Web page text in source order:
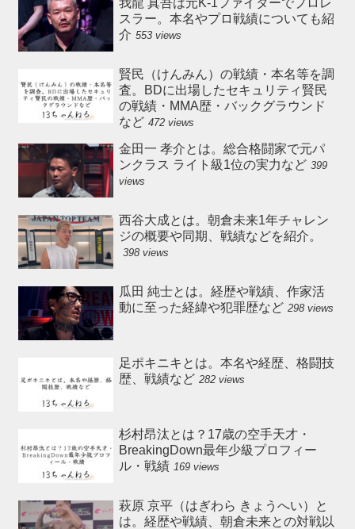
我龍 真吾は元K-1ファイターでプロレ
スラー。本名やプロ戦績についても紹
介 553 views
賢民（けんみん）の戦績・本名等を調
査。BDに出場したセキュリティ賢民
の戦績・MMA歴・バックグラウンド
など 472 views
金田一 孝介とは。総合格闘家で元パ
ンクラス ライト級1位の実力など 399
views
西谷大成とは。朝倉未来1年チャレン
ジの概要や同期、戦績などを紹介。
398 views
瓜田 純士とは。経歴や戦績、作家活
動に至った経緯や犯罪歴など 298 views
足ポキニキとは。本名や経歴、格闘技
歴、戦績など 282 views
杉村昂汰とは？17歳の空手天才・
BreakingDown最年少級プロフィー
ル・戦績 169 views
萩原 京平（はぎわら きょうへい）と
は。経歴や戦績、朝倉未来との対戦以